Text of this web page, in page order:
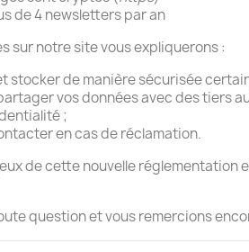
de 4 newsletters par an
sur notre site vous expliquerons :
stocker de manière sécurisée
vos données avec des tiers
;
en cas de réclamation.
de cette nouvelle
question et vous remercions